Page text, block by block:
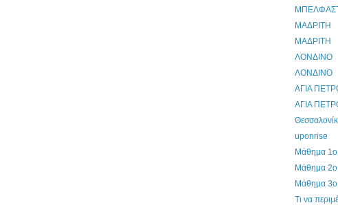
ΜΑΔΡΙΤΗ
ΜΑΔΡΙΤΗ
ΛΟΝΔΙΝΟ
ΛΟΝΔΙΝΟ
ΑΓΙΑ
ΑΓΙΑ
uponrise
Μάθημα 1ο
Μάθημα 2ο
Μάθημα 3ο
Τι να